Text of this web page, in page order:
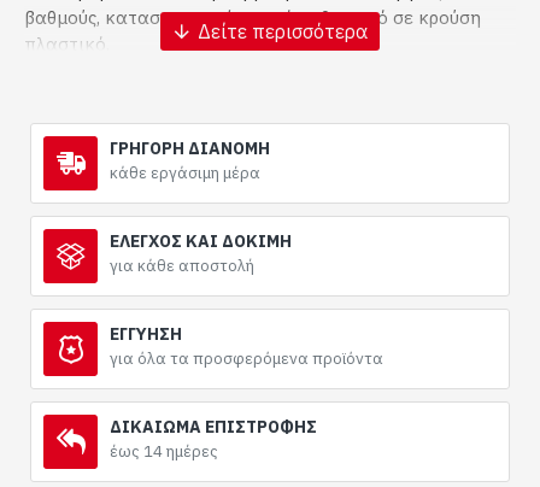
βαθμούς, κατασκευασμένη από ανθεκτικό σε κρούση
πλαστικό.
ΓΡΗΓΟΡΗ ΔΙΑΝΟΜΉ
κάθε εργάσιμη μέρα
ΕΛΕΓΧΟΣ ΚΑΙ ΔΟΚΙΜΗ
για κάθε αποστολή
ΕΓΓΎΗΣΗ
για όλα τα προσφερόμενα προϊόντα
ΔΙΚΑΊΩΜΑ ΕΠΙΣΤΡΟΦΉΣ
έως 14 ημέρες